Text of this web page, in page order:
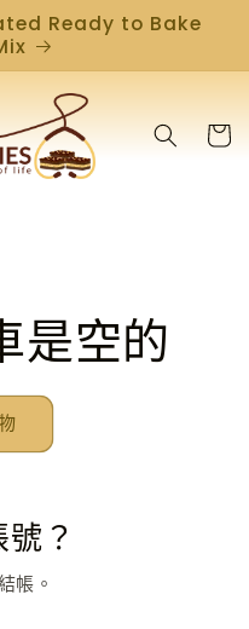
Ready to Bake
物
是空的
？
帳。